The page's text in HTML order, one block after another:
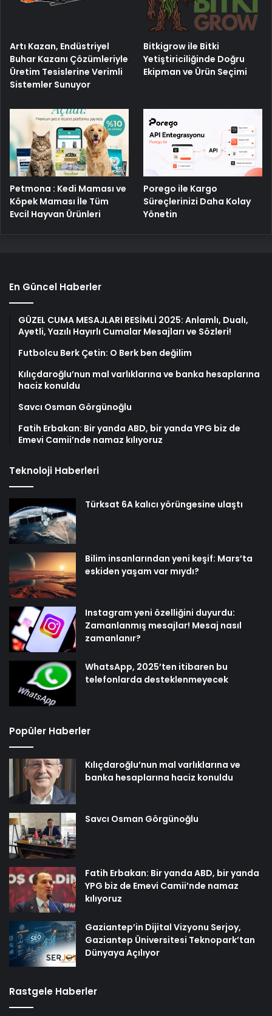
Artı Kazan, Endüstriyel
Buhar Kazanı Çözümleriyle
Üretim Tesislerine Verimli
Sistemler Sunuyor
Bitkigrow ile Bitki
Yetiştiriciliğinde Doğru
Ekipman ve Ürün Seçimi
Petmona : Kedi Maması ve
Köpek Maması İle Tüm
Evcil Hayvan Ürünleri
Porego ile Kargo
Süreçlerinizi Daha Kolay
Yönetin
En Güncel Haberler
GÜZEL CUMA MESAJLARI RESİMLİ 2025: Anlamlı, Dualı,
Ayetli, Yazılı Hayırlı Cumalar Mesajları ve Sözleri!
Futbolcu Berk Çetin: O Berk ben değilim
Kılıçdaroğlu’nun mal varlıklarına ve banka hesaplarına
haciz konuldu
Savcı Osman Görgünoğlu
Fatih Erbakan: Bir yanda ABD, bir yanda YPG biz de
Emevi Camii’nde namaz kılıyoruz
Teknoloji Haberleri
Türksat 6A kalıcı yörüngesine ulaştı
Bilim insanlarından yeni keşif: Mars’ta
eskiden yaşam var mıydı?
Instagram yeni özelliğini duyurdu:
Zamanlanmış mesajlar! Mesaj nasıl
zamanlanır?
WhatsApp, 2025’ten itibaren bu
telefonlarda desteklenmeyecek
Popüler Haberler
Kılıçdaroğlu’nun mal varlıklarına ve
banka hesaplarına haciz konuldu
Savcı Osman Görgünoğlu
Fatih Erbakan: Bir yanda ABD, bir yanda
YPG biz de Emevi Camii’nde namaz
kılıyoruz
Gaziantep’in Dijital Vizyonu Serjoy,
Gaziantep Üniversitesi Teknopark’tan
Dünyaya Açılıyor
Rastgele Haberler